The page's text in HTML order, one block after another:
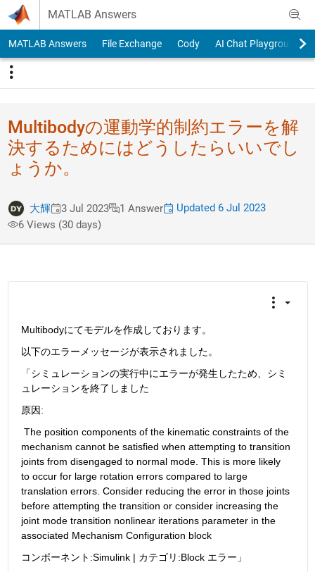
Skip to content
MATLAB Answers
MATLAB Answers File Exchange Cody AI Chat Playground
Multibodyの​運動学的制約エラーを​解
決するためにはどう​したらいいでし
ょうか​。
大輝 3 Jul 2023 1 Answer
Updated 6 Jul 2023
6 Views (30 days)
Multibodyにてモデルを作成しております。
以下のエラーメッセージが表示されました。
「シミュレーションの実行中にエラーが発生したため、シミ
ュレーションを終了しました
原因:
The position components of the kinematic constraints of the
mechanism cannot be satisfied when attempting to transition
joints from disengaged to normal mode. This is more likely
to occur for large rotation errors compared to large
translation errors. Consider reducing the error in those joints
before attempting the transition or consider increasing the
joint mode transition nonlinear iterations parameter in the
associated Mechanism Configuration block
コンポーネント:Simulink | カテゴリ:Block エラー」